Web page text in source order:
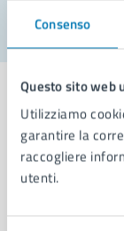
Consenso
Questo sito web
Utilizziamo
garantire la
raccogliere
utenti.